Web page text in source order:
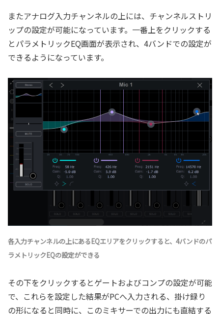
またアナログ入力チャンネルの上には、チャンネルストリ
ップの設定が可能になっています。一番上をクリックする
とパラメトリックEQ画面が表示され、4バンドでの設定が
できるようになっています。
各入力チャンネルの上にあるEQエリアをクリックすると、4バンドのパ
ラメトリックEQの設定ができる
その下をクリックするとゲートおよびコンプの設定が可能
で、これらを設定した結果がPCへ入力される、掛け録り
の形になると同時に、このミキサーでの出力にも直結する